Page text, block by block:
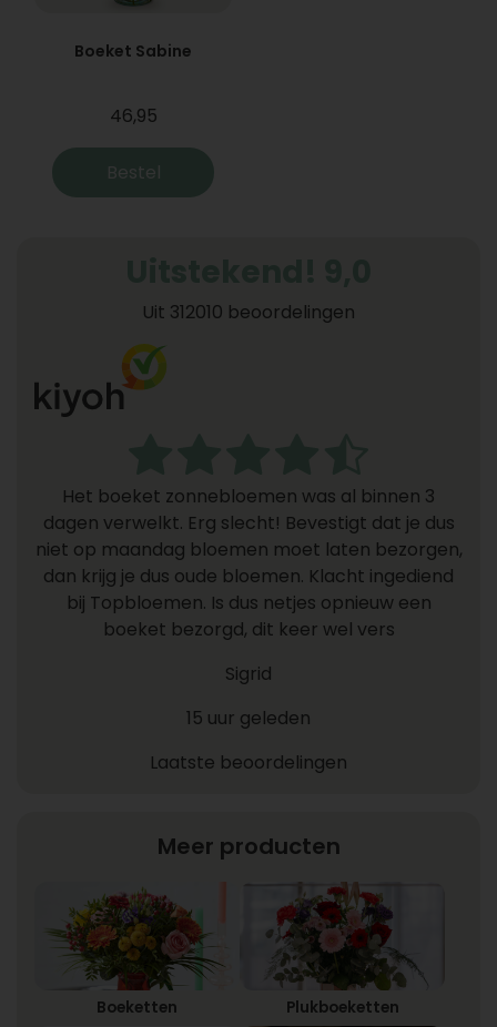
Boeket Sabine
46,95
Bestel
Uit 312010 beoordelingen
Het boeket zonnebloemen was al binnen 3
dagen verwelkt. Erg slecht! Bevestigt dat je dus
niet op maandag bloemen moet laten bezorgen,
dan krijg je dus oude bloemen. Klacht ingediend
bij Topbloemen. Is dus netjes opnieuw een
boeket bezorgd, dit keer wel vers
Sigrid
15 uur geleden
Laatste beoordelingen
Meer producten
Boeketten Plukboeketten